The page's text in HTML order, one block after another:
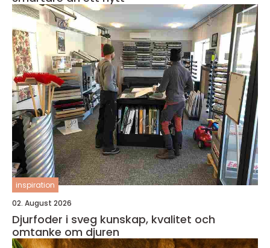
inspiration
02. August 2026
Djurfoder i sveg kunskap, kvalitet och
omtanke om djuren